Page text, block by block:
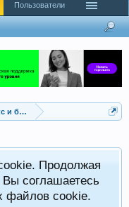
Советники, роботы Форекс и бинарных опционов
Продолжая
соглашаетесь
файлов cookie.
Пользователи